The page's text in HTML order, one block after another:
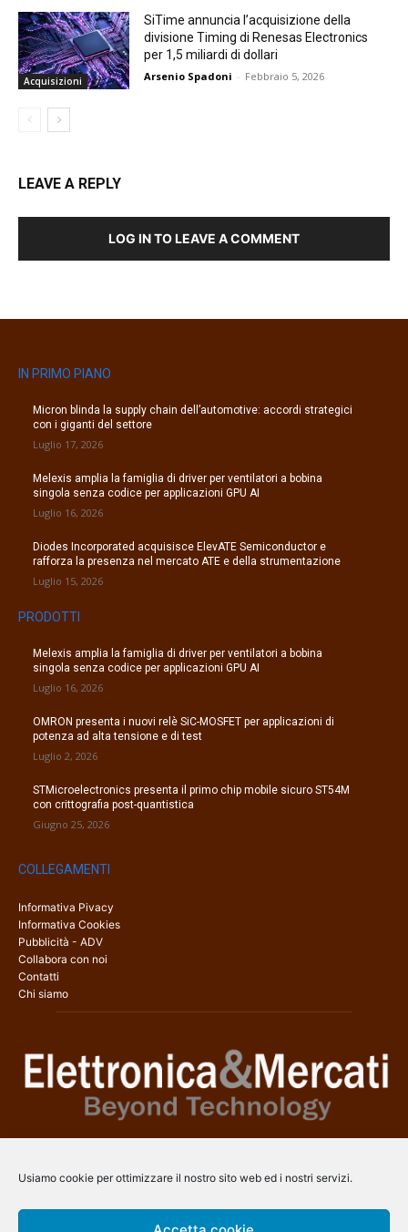
Usiamo cookie per ottimizzare il nostro sito web ed i nostri servizi.
Acquisizioni
SiTime annuncia l’acquisizione della
divisione Timing di Renesas Electronics
per 1,5 miliardi di dollari
Arsenio Spadoni - Febbraio 5, 2026
LEAVE A REPLY
LOG IN TO LEAVE A COMMENT
IN PRIMO PIANO
Micron blinda la supply chain dell’automotive: accordi strategici
con i giganti del settore
Luglio 17, 2026
Melexis amplia la famiglia di driver per ventilatori a bobina
singola senza codice per applicazioni GPU AI
Luglio 16, 2026
Diodes Incorporated acquisisce ElevATE Semiconductor e
rafforza la presenza nel mercato ATE e della strumentazione
Luglio 15, 2026
PRODOTTI
Melexis amplia la famiglia di driver per ventilatori a bobina
singola senza codice per applicazioni GPU AI
Luglio 16, 2026
OMRON presenta i nuovi relè SiC-MOSFET per applicazioni di
potenza ad alta tensione e di test
Luglio 2, 2026
STMicroelectronics presenta il primo chip mobile sicuro ST54M
con crittografia post-quantistica
Giugno 25, 2026
COLLEGAMENTI
Informativa Pivacy
Informativa Cookies
Pubblicità - ADV
Collabora con noi
Contatti
Chi siamo
una copertura a 360° che coinvolge tecnologie, prodotti, mercati e